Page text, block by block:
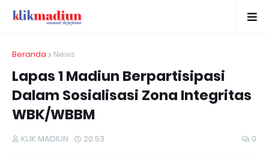
Beranda News
Lapas 1 Madiun Berpartisipasi
Dalam Sosialisasi Zona Integritas
WBK/WBBM
KLIK MADIUN 20.53 0